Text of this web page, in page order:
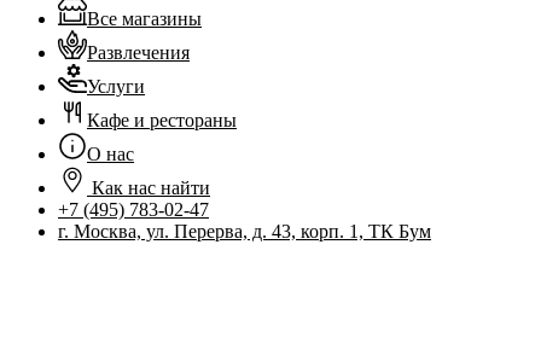
Все магазины
Развлечения
Услуги
Кафе и рестораны
О нас
Как нас найти
+7 (495) 783-02-47
г. Москва, ул. Перерва, д. 43, корп. 1, ТК Бум